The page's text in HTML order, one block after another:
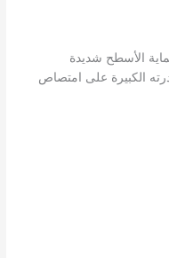
الأسطح شديدة
الكبيرة على امتصاص